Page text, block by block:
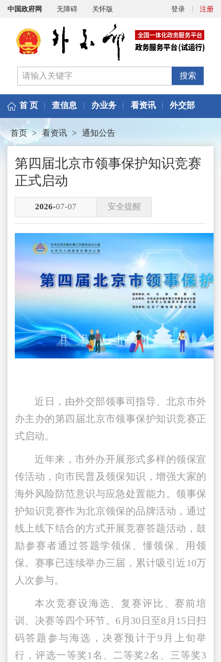
无障碍 关怀版 注册
登录
中国政府网
搜索
首 页 查信息 办业务 看资讯 外交部
首页 > 看资讯 > 通知公告
第四届北京市领事保护知识竞赛
正式启动
2026-07-07 安全提醒
近日，由外交部领事司指导、北京市外
办主办的第四届北京市领事保护知识竞赛正
式启动。
近年来，市外办开展形式多样的领保宣
传活动，向市民普及领保知识，增强大家的
海外风险防范意识与应急处置能力。领事保
护知识竞赛作为北京领保的品牌活动，通过
线上线下结合的方式开展竞赛答题活动，鼓
励参赛者通过答题学领保、懂领保、用领
保。赛事已连续举办三届，累计吸引近10万
人次参与。
本次竞赛设海选、复赛评比、赛前培
训、决赛等四个环节。6月30日至8月15日扫
码答题参与海选，决赛预计于9月上旬举
行，评选一等奖1名、二等奖2名、三等奖3